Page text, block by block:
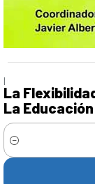
|
La
La
Cantidad